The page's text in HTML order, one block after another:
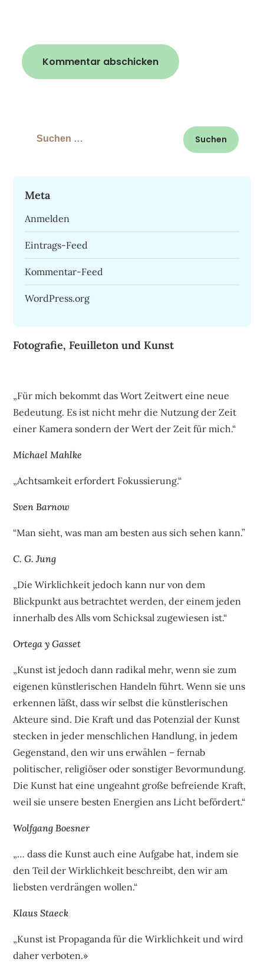
Suchen
Meta
Anmelden
Eintrags-Feed
Kommentar-Feed
WordPress.org
Fotografie, Feuilleton und Kunst
„Für mich bekommt das Wort Zeitwert eine neue
Bedeutung. Es ist nicht mehr die Nutzung der Zeit
einer Kamera sondern der Wert der Zeit für mich.“
Michael Mahlke
„Achtsamkeit erfordert Fokussierung.“
Sven Barnow
“Man sieht, was man am besten aus sich sehen kann.”
C. G. Jung
„Die Wirklichkeit jedoch kann nur von dem
Blickpunkt aus betrachtet werden, der einem jeden
innerhalb des Alls vom Schicksal zugewiesen ist.“
Ortega y Gasset
„Kunst ist jedoch dann radikal mehr, wenn sie zum
eigenen künstlerischen Handeln führt. Wenn sie uns
erkennen läßt, dass wir selbst die künstlerischen
Akteure sind. Die Kraft und das Potenzial der Kunst
stecken in jeder menschlichen Handlung, in jedem
Gegenstand, den wir uns erwählen – fernab
politischer, religiöser oder sonstiger Bevormundung.
Die Kunst hat eine ungeahnt große befreiende Kraft,
weil sie unsere besten Energien ans Licht befördert.“
Wolfgang Boesner
„… dass die Kunst auch eine Aufgabe hat, indem sie
den Teil der Wirklichkeit beschreibt, den wir am
liebsten verdrängen wollen.“
Klaus Staeck
„Kunst ist Propaganda für die Wirklichkeit und wird
daher verboten.»